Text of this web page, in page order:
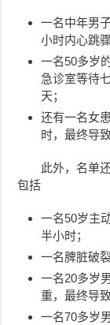
一名中年男
小时内心跳
一名50多岁
急诊室等待
天；
还有一名女
时，最终导
此外，名单
包括
一名50岁主
半小时；
一名脾脏破
一名20多岁
重，最终导
一名70多岁